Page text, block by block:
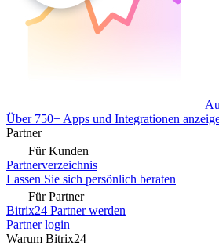
Über 750+ Apps und Integrationen
Partner
Für Kunden
Partnerverzeichnis
Lassen Sie sich persönlich beraten
Für Partner
Bitrix24 Partner werden
Partner login
Warum Bitrix24